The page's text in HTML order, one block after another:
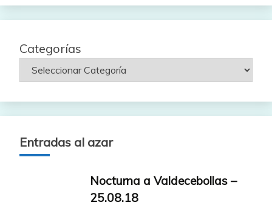
Categorías
Entradas al azar
Nocturna a Valdecebollas –
25.08.18